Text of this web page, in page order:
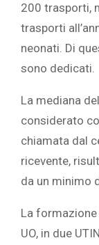
200 trasporti,
trasporti
neonati. Di
sono dedicati.
La mediana
considerato
chiamata dal
ricevente,
da un minimo
La formazione
UO, in due